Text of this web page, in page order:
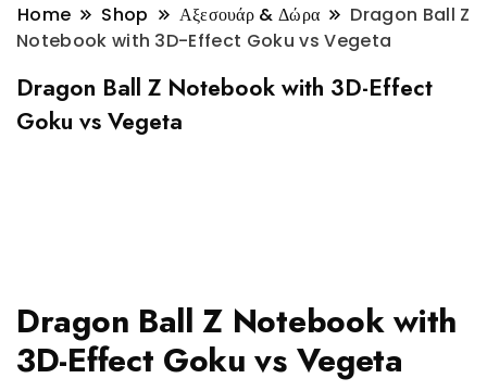
Home Shop Αξεσουάρ & Δώρα
Dragon Ball Z
Notebook with 3D-Effect Goku vs Vegeta
Dragon Ball Z Notebook with 3D-Effect
Goku vs Vegeta
Dragon Ball Z Notebook with
3D-Effect Goku vs Vegeta